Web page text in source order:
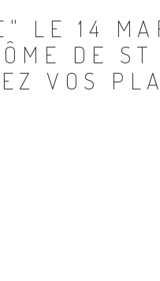
LE 14
DE
VOS